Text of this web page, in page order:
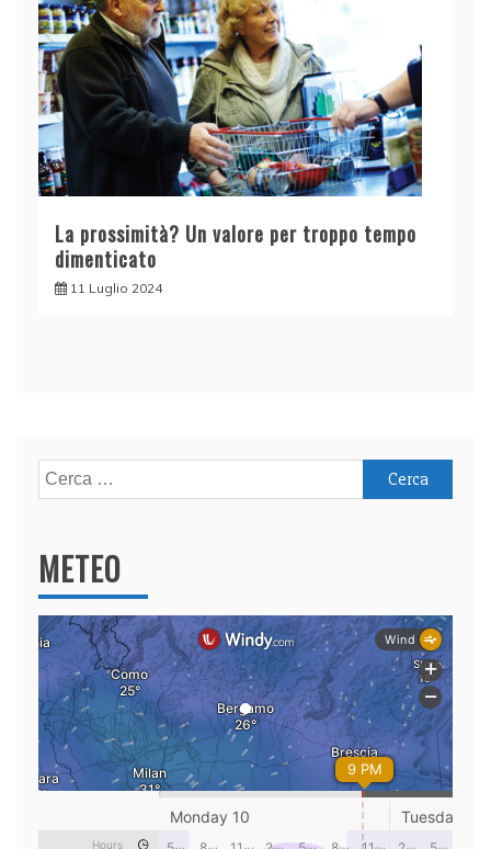
La prossimità? Un valore per troppo tempo
dimenticato
11 Luglio 2024
Ricerca
per:
METEO